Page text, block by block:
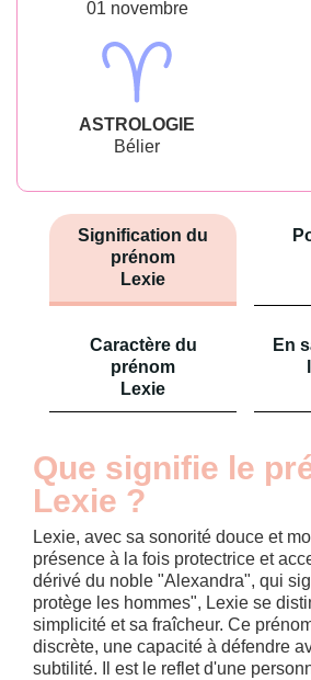
01 novembre
ASTROLOGIE
Bélier
Signification du
prénom
Lexie
Caractère du
prénom
Lexie
En
Que signifie le
Lexie ?
Lexie, avec sa sonorité douce et
présence à la fois protectrice et
dérivé du noble "Alexandra", qui
protège les hommes", Lexie se
simplicité et sa fraîcheur. Ce
discrète, une capacité à défendre
subtilité. Il est le reflet d'une